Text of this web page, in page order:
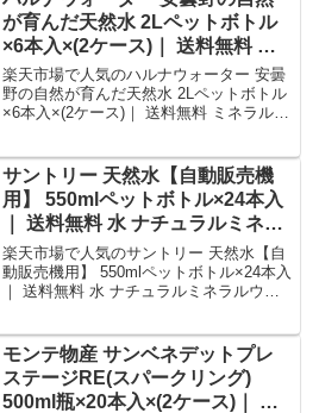
0の商品情報・購入方法まとめ。
が育んだ天然水 2Lペットボトル
×6本入×(2ケース)｜ 送料無料 ミ
ネラルウォーター 水 PET 国内名
水 鉱水 2000ml｜価格・送料・ポ
イント還元まとめ
楽天市場で人気のハルナウォーター 安曇
野の自然が育んだ天然水 2Lペットボトル
×6本入×(2ケース)｜ 送料無料 ミネラルウ
店から2,717円で販売中（送料別・ポイン
ト1倍）。実ユーザーレビュー0件・平均
評価0の商品情報・購入方法まとめ。
サントリー 天然水【自動販売機
用】 550mlペットボトル×24本入
｜ 送料無料 水 ナチュラルミネラ
ルウォーター 天然水｜価格・送
料・ポイント還元まとめ
楽天市場で人気のサントリー 天然水【自
動販売機用】 550mlペットボトル×24本入
｜ 送料無料 水 ナチュラルミネラルウォ
料別・ポイント1倍）。実ユーザーレビュ
ー0件・平均評価0の商品情報・購入方法
まとめ。
モンテ物産 サンベネデットプレ
ステージRE(スパークリング)
500ml瓶×20本入×(2ケース)｜ 送